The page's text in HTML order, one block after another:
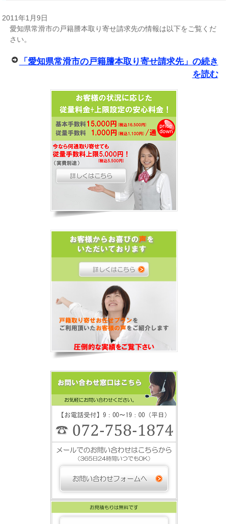
2011年1月9日
愛知県常滑市の戸籍謄本取り寄せ請求先の情報は以下をご覧くだ
さい。
「愛知県常滑市の戸籍謄本取り寄せ請求先」の続き
を読む